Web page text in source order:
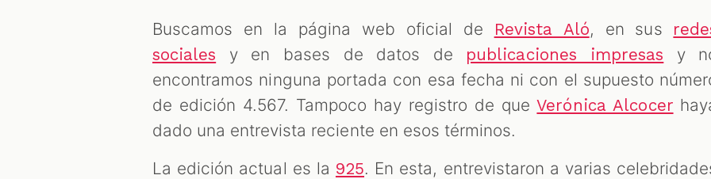
Buscamos en la página web oficial de Revista Aló, en sus
sociales y en bases de datos de publicaciones impresas y
encontramos ninguna portada con esa fecha ni con el supuesto
de edición 4.567. Tampoco hay registro de queVerónica Alcocer
dado una entrevista reciente en esos términos.
La edición actual es la 925. En esta, entrevistaron a varias